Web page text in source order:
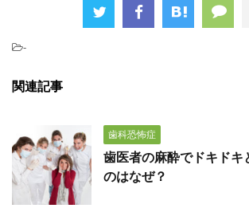
-
関連記事
歯科恐怖症
歯医者の麻酔でドキドキ
のはなぜ？